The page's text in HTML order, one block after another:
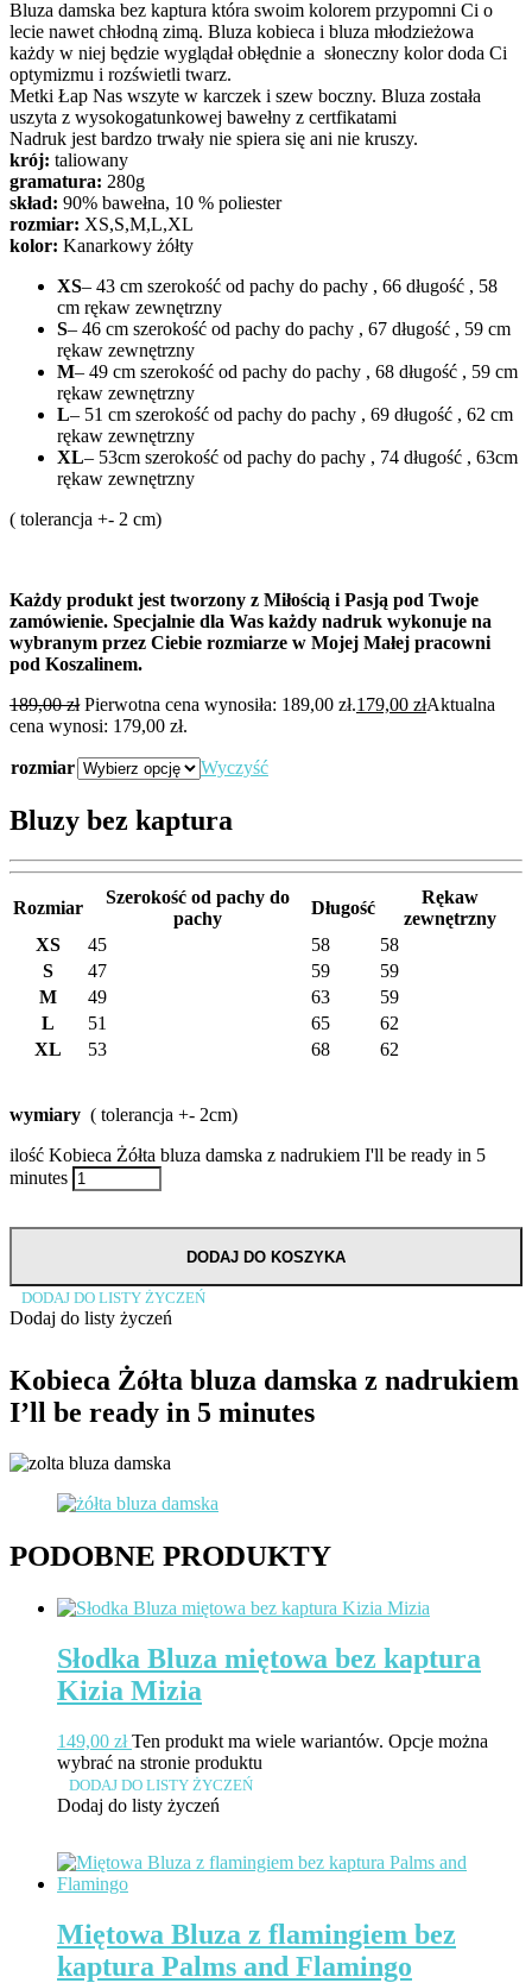
Bluza damska bez kaptura która swoim kolorem przypomni Ci o
lecie nawet chłodną zimą. Bluza kobieca i bluza młodzieżowa
każdy w niej będzie wyglądał obłędnie a słoneczny kolor doda Ci
optymizmu i rozświetli twarz.
Metki Łap Nas wszyte w karczek i szew boczny. Bluza została
uszyta z wysokogatunkowej bawełny z certfikatami
Nadruk jest bardzo trwały nie spiera się ani nie kruszy.
krój: taliowany
gramatura: 280g
skład: 90% bawełna, 10 % poliester
rozmiar: XS,S,M,L,XL
kolor: Kanarkowy żółty
XS– 43 cm szerokość od pachy do pachy , 66 długość , 58
cm rękaw zewnętrzny
S– 46 cm szerokość od pachy do pachy , 67 długość , 59 cm
rękaw zewnętrzny
M– 49 cm szerokość od pachy do pachy , 68 długość , 59 cm
rękaw zewnętrzny
L– 51 cm szerokość od pachy do pachy , 69 długość , 62 cm
rękaw zewnętrzny
XL– 53cm szerokość od pachy do pachy , 74 długość , 63cm
rękaw zewnętrzny
( tolerancja +- 2 cm)
Każdy produkt jest tworzony z Miłością i Pasją pod Twoje
zamówienie. Specjalnie dla Was każdy nadruk wykonuje na
wybranym przez Ciebie rozmiarze w Mojej Małej pracowni
pod Koszalinem.
189,00zł Pierwotna cena wynosiła: 189,00 zł.179,00 złAktualna
cena wynosi: 179,00 zł.
rozmiar Wyczyść
Bluzy bez kaptura
Rozmiar
Szerokość od pachy do
pachy
Długość
Rękaw
zewnętrzny
XS
45 58
58
S
47 59
59
M
49 63
59
L
51 65
62
XL
53 68 62
wymiary ( tolerancja +- 2cm)
ilość Kobieca Żółta bluza damska z nadrukiem I'll be ready in 5
minutes
DODAJ DO KOSZYKA
DODAJ DO LISTY ŻYCZEŃ
Dodaj do listy życzeń
Kobieca Żółta bluza damska z nadrukiem
I’ll be ready in 5 minutes
PODOBNE PRODUKTY
Słodka Bluza miętowa bez kaptura
Kizia Mizia
149,00 zł Ten produkt ma wiele wariantów. Opcje można
wybrać na stronie produktu
DODAJ DO LISTY ŻYCZEŃ
Dodaj do listy życzeń
Miętowa Bluza z flamingiem bez
kaptura Palms and Flamingo